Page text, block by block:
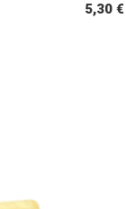
5,30 €